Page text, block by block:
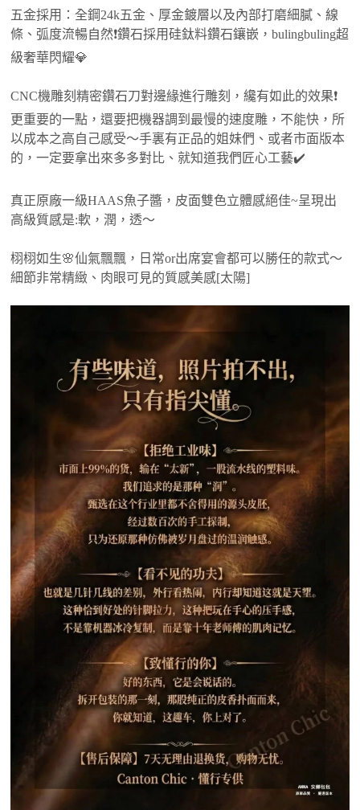
五金採用：全鋼24k五金、厚金鍍層以及內部打磨細膩、線
條、弧度流暢自然❗️鑽石採用硅鈦料鑽石鑲嵌，bulingbuling超
級奢華閃耀💎
CNC機雕刻精密鑽石刀對邊緣進行雕刻，纔有如此的效果❗️
更重要的一點，還要把機器調到最慢的速度雕，不能快，所
以成本之高自己感受～手裏有正品的姐妹們、或者市面版本
的，一定要拿出來多多對比、就知道我們匠心工藝✔️
真正原廠一級HAAS魚子醬，皮面雙色立體感絕佳~呈現出
高級質感是:軟，潤，透～
栩栩如生🌸仙氣飄飄，日常or出席宴會都可以勝任的款式～
細節非常精緻、肉眼可見的質感美感[太陽]